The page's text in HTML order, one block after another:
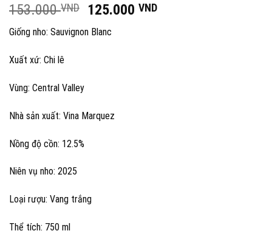
153.000VND
Giá
gốc
là:
125.000VNDGiá
Giống nho: Sauvignon Blanc
Xuất xứ: Chi lê
Vùng: Central Valley
Nhà sản xuất: Vina Marquez
Nồng độ cồn: 12.5%
Niên vụ nho: 2025
Loại rượu: Vang trắng
Thể tích: 750 ml